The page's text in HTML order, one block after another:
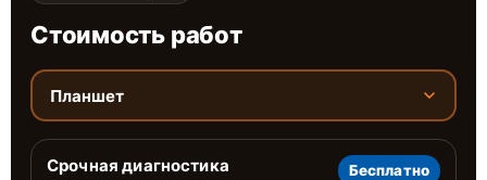
Стоимость работ
Планшет
Срочная диагностика Бесплатно